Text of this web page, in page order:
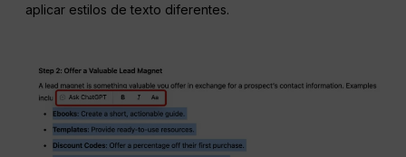
aplicar estilos de texto diferentes.